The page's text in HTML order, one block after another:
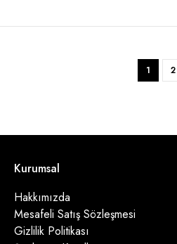
1 2
Kurumsal
Hakkımızda
Mesafeli Satış Sözleşmesi
Gizlilik Politikası